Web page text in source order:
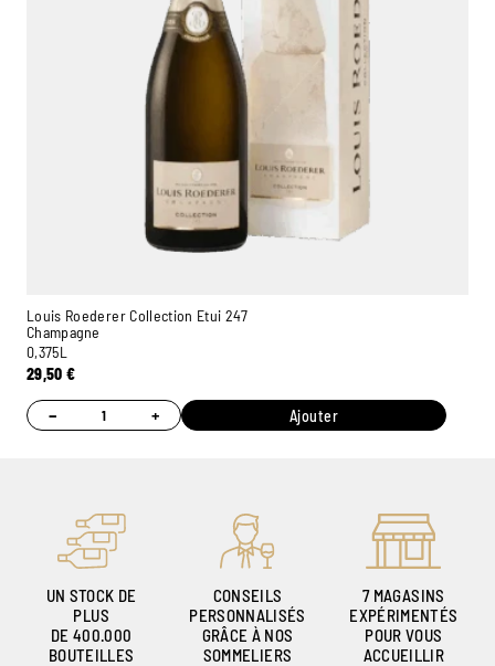
Louis Roederer Collection Etui 247
Champagne
0,375L
29,50€
− + Ajouter
UN STOCK DE
PLUS
DE 400.000
BOUTEILLES
CONSEILS
PERSONNALISÉS
GRÂCE À NOS
SOMMELIERS
7 MAGASINS
EXPÉRIMENTÉS
POUR VOUS
ACCUEILLIR